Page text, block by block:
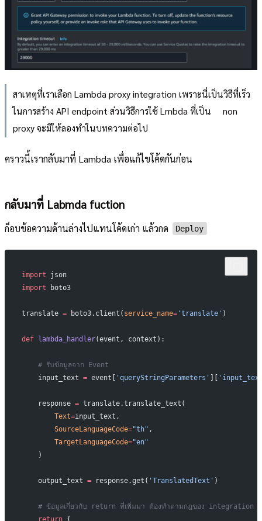
สาเหตุที่เราเลือก Lambda proxy integration เพราะนี่เป็นวิธีที่เร็ว
ในการสร้าง API endpoint ส่วนวิธีการใช้ Lmbda ที่เป็น non
proxy จะมีให้ลองทำในบทความต่อไป
คราวนี้เรากลับมาที่ Lambda เพื่อแก้ไขโค้ดกันก่อน
กลับมาที่ Labmda fuction
ก็อบข้อความด้านล่างไปแทนโค้ดเก่า แล้วกด Deploy
import json
import boto3
translate = boto3.client( service_name='translate' )
def lambda_handler(event, context):
    # รับข้อมูลจาก Event
    input_text
= event[ 'queryStringParameters'
    response
= translate.translate_text(
        Text
=input_text,
        SourceLanguageCode
="th" ,
        TargetLanguageCode
="en"
    )
    output_text
= response.get( 'TranslatedText' )
# ข้อมูลเกี่ยวกับ return ที่เพิ่มมา ต้องทำตามกฎของ integration
    return
{